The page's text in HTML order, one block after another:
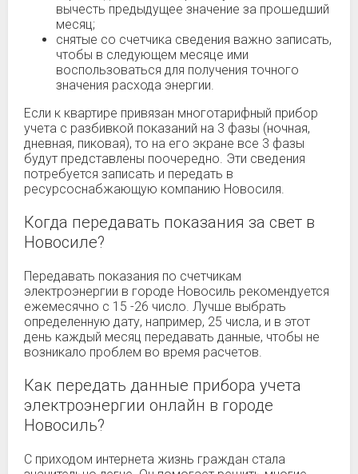
вычесть предыдущее значение за прошедший
месяц;
снятые со счетчика сведения важно записать,
чтобы в следующем месяце ими
воспользоваться для получения точного
значения расхода энергии.
Если к квартире привязан многотарифный прибор
учета с разбивкой показаний на 3 фазы (ночная,
дневная, пиковая), то на его экране все 3 фазы
будут представлены поочередно. Эти сведения
потребуется записать и передать в
ресурсоснабжающую компанию Новосиля.
Когда передавать показания за свет в
Новосиле?
Передавать показания по счетчикам
электроэнергии в городе Новосиль рекомендуется
ежемесячно с 15 -26 число. Лучше выбрать
определенную дату, например, 25 числа, и в этот
день каждый месяц передавать данные, чтобы не
возникало проблем во время расчетов.
Как передать данные прибора учета
электроэнергии онлайн в городе
Новосиль?
С приходом интернета жизнь граждан стала